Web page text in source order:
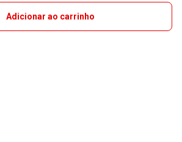
Adicionar ao carrinho